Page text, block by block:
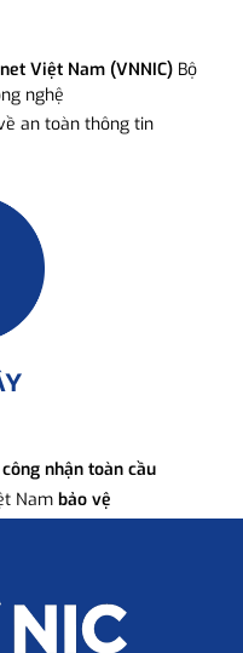
Việt Nam (VNNIC) Bộ
nghệ
an toàn thông tin
công nhận toàn cầu
Nam bảo vệ